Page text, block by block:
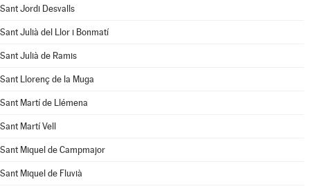
Sant Jordi Desvalls
Sant Julià del Llor i Bonmatí
Sant Julià de Ramis
Sant Llorenç de la Muga
Sant Martí de Llémena
Sant Martí Vell
Sant Miquel de Campmajor
Sant Miquel de Fluvià